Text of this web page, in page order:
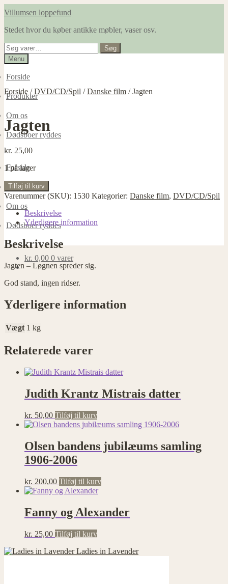
Spring
navigation
Spring
indhold
Villumsen loppefund
Stedet hvor du køber antikke møbler, vaser osv.
Søg
efter:
Søg
Menu
Forside
Produkter
Om os
Dødsboer ryddes
Forside
Produkter
Om os
Dødsboer ryddes
kr. 0,00 0 varer
Forside /DVD/CD/Spil /Danske film /Jagten
Jagten
kr. 25,00
1 på lager
Jagten
antal
Tilføj til kurv
Varenummer (SKU): 1530 Kategorier: Danske film, DVD/CD/Spil
Beskrivelse
Yderligere information
Beskrivelse
Jagten – Løgnen spreder sig.
God stand, ingen ridser.
Yderligere information
Vægt 1 kg
Relaterede varer
Judith Krantz Mistrais datter
kr. 50,00 Tilføj til kurv
Olsen bandens jubilæums samling
1906-2006
kr. 200,00 Tilføj til kurv
Fanny og Alexander
kr. 25,00 Tilføj til kurv
Ladies in Lavender